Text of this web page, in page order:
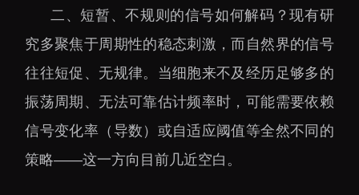
二、短暂、不规则的信号如何解码？现有研
究多聚焦于周期性的稳态刺激，而自然界的信号
往往短促、无规律。当细胞来不及经历足够多的
振荡周期、无法可靠估计频率时，可能需要依赖
信号变化率（导数）或自适应阈值等全然不同的
策略——这一方向目前几近空白。